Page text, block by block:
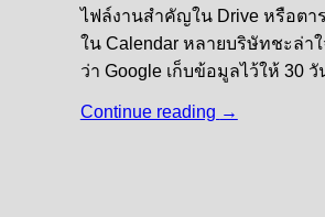
ไฟล์งานสำคัญใน Drive หรือตา
ใน Calendar หลายบริษัทชะล่า
ว่า Google เก็บข้อมูลไว้ให้ 30 วั
Continue reading →